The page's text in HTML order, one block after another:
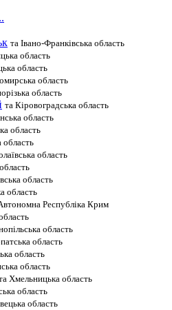
та Івано-Франківська область
область
область
область
область
та Кіровоградська область
область
область
область
область
область
область
Республіка Крим
область
область
область
область
Хмельницька область
область
область